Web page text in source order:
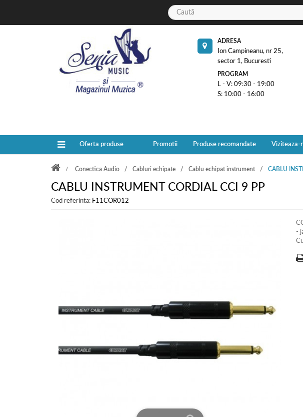
ADRESA
Ion Campineanu, nr 25,
sector 1, Bucuresti
PROGRAM
L - V: 09:30 - 19:00
S: 10:00 - 16:00
Oferta produse Promotii Produse recomandate Viziteaza-
Conectica Audio Cabluri echipate Cablu echipat instrument CABLU
CABLU INSTRUMENT CORDIAL CCI 9 PP
Cod referinta: F11COR012
-